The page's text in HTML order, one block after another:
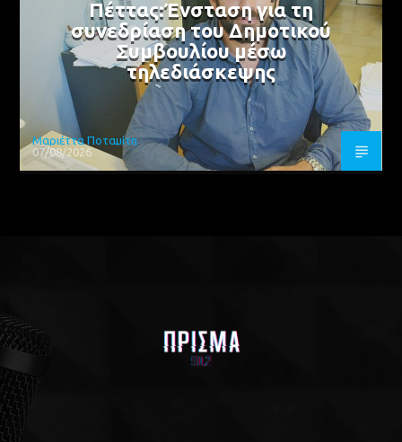
Πέττας:Ένσταση για τη
συνεδρίαση του Δημοτικού
Συμβουλίου μέσω
τηλεδιάσκεψης
Μαριέττα Ποταμίτη
07/08/2026